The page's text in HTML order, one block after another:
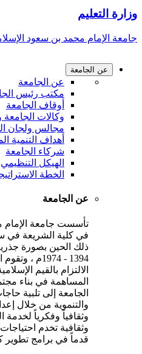
وزارة التعليم
جامعة الإمام محمد بن سعود
عن الجامعة
عن الجامعة
مكتب رئيس
أوقاف الجامعة
وكالات الجامعة
مجالس ولجان
أهداف التنمية
شركاء الجامعة
الهيكل التنظيمي
الخطة
عن الجامعة
تأسست جامعة الإمام
ذلك الحين بصورة
1394 - 1974م
الالتزام بالقيم
المساهمة في بناء
الجامعة إلى تلبية
والتنموية من خلال
وثقافياً وفكرياً لخدمة
وثقافية تخدم
قدماً في برامج تطوير